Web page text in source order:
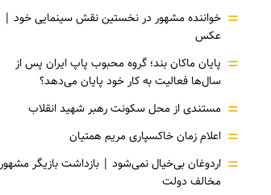
= خواننده مشهور در نخستین نقش سینمایی خود |‌
عکس
= پایان ماکان بند؛ گروه محبوب پاپ ایران پس از
سال‌ها فعالیت به کار خود پایان می‌دهد؟
= مستندی از محل سکونت رهبر شهید انقلاب
= اعلام زمان خاکسپاری مریم همتیان
= اردوغان بی‌خیال نمی‌شود | بازداشت بازیگر مشهور
مخالف دولت